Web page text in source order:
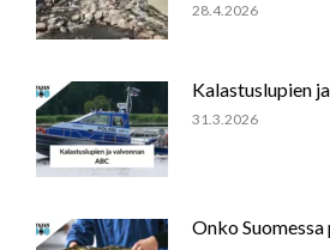
28.4.2026
Kalastuslupien
31.3.2026
Onko